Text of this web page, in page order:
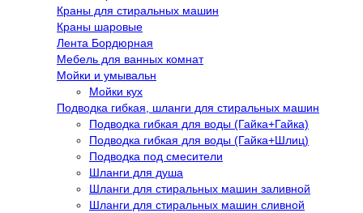
Краны для стиральных машин
Краны шаровые
Лента Бордюрная
Мебель для ванных комнат
Мойки и умывальн
Мойки кух
Подводка гибкая, шланги для стиральных машин
Подводка гибкая для воды (Гайка+Гайка)
Подводка гибкая для воды (Гайка+Шлиц)
Подводка под смесители
Шланги для душа
Шланги для стиральных машин заливной
Шланги для стиральных машин сливной